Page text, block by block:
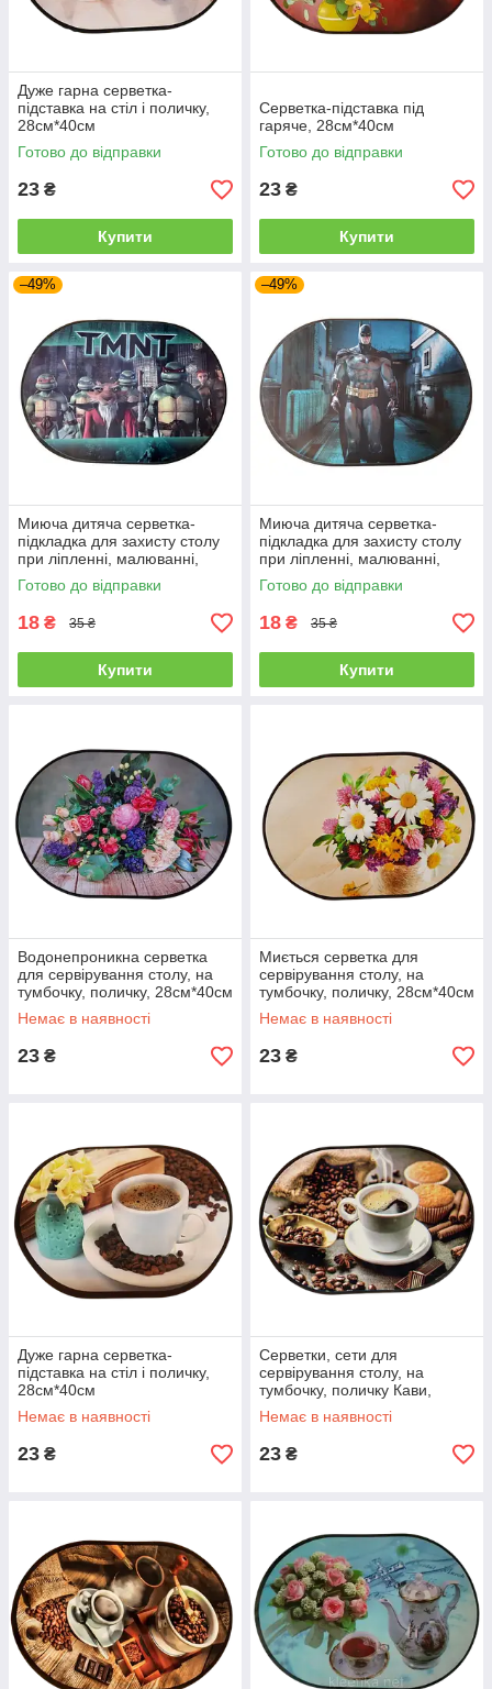
Дуже гарна серветка-
підставка на стіл і поличку,
28см*40см
Готово до відправки
23 ₴
Купити
Серветка-підставка під
гаряче, 28см*40см
Готово до відправки
23 ₴
Купити
–49%
Миюча дитяча серветка-
підкладка для захисту столу
при ліпленні, малюванні,
апликациях, 28см*40см
Готово до відправки
18 ₴ 35 ₴
Купити
–49%
Миюча дитяча серветка-
підкладка для захисту столу
при ліпленні, малюванні,
апликациях, 28см*40см
Готово до відправки
18 ₴ 35 ₴
Купити
Водонепроникна серветка
для сервірування столу, на
тумбочку, поличку, 28см*40см
Немає в наявності
23 ₴
Миється серветка для
сервірування столу, на
тумбочку, поличку, 28см*40см
Немає в наявності
23 ₴
Дуже гарна серветка-
підставка на стіл і поличку,
28см*40см
Немає в наявності
23 ₴
Серветки, сети для
сервірування столу, на
тумбочку, поличку Кави,
28см*40см
Немає в наявності
23 ₴